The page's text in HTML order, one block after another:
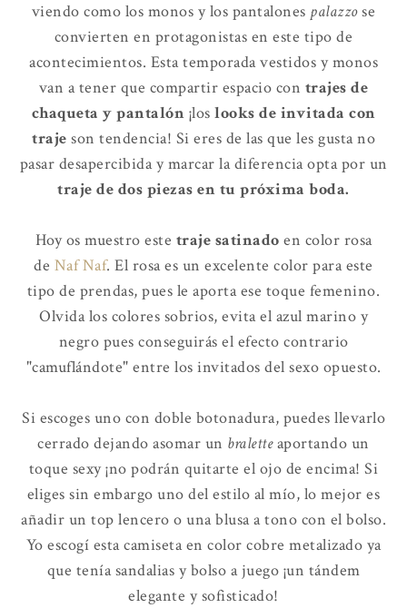
viendo como los monos y los pantalones palazzose
convierten en protagonistas en este tipo de
acontecimientos. Esta temporada vestidos y monos
van a tener que compartir espacio con trajes de
chaqueta y pantalón ¡los looks de invitada con
traje son tendencia! Si eres de las que les gusta no
pasar desapercibida y marcar la diferencia opta por un
traje de dos piezas en tu próxima boda.
Hoy os muestro este traje satinado en color rosa
de Naf Naf. El rosa es un excelente color para este
tipo de prendas, pues le aporta ese toque femenino.
Olvida los colores sobrios, evita el azul marino y
negro pues conseguirás el efecto contrario
"camuflándote" entre los invitados del sexo opuesto.
Si escoges uno con doble botonadura, puedes llevarlo
cerrado dejando asomar un braletteaportando un
toque sexy ¡no podrán quitarte el ojo de encima! Si
eliges sin embargo uno del estilo al mío, lo mejor es
añadir un top lencero o una blusa a tono con el bolso.
Yo escogí esta camiseta en color cobre metalizado ya
que tenía sandalias y bolso a juego ¡un tándem
elegante y sofisticado!